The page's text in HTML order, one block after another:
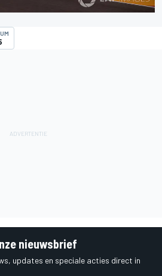
nieuwsbrief
updates en speciale acties direct in